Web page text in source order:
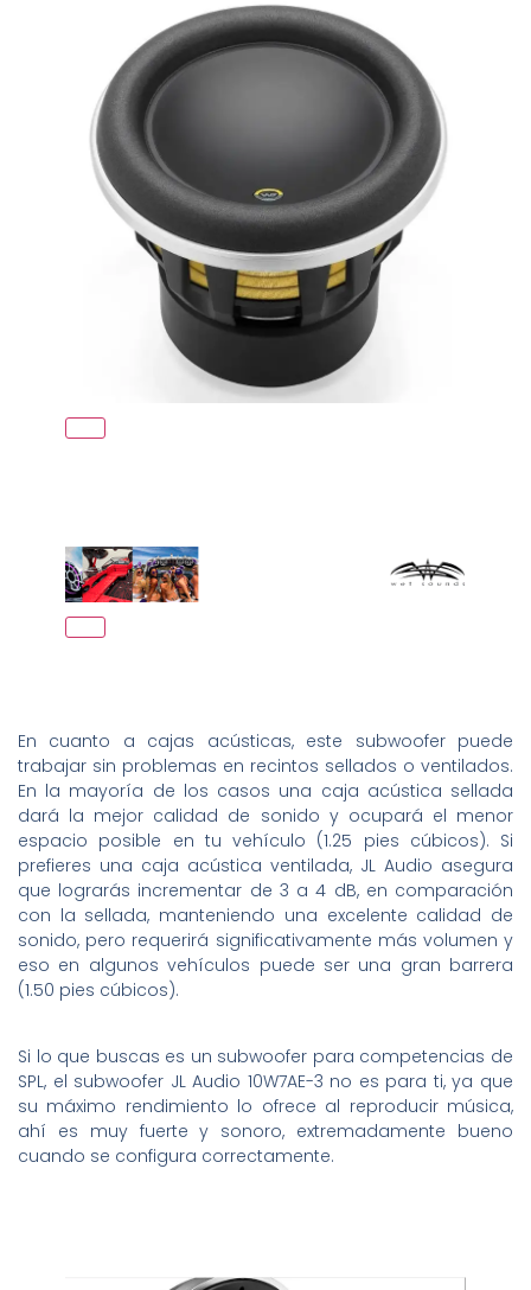
En cuanto a cajas acústicas, este subwoofer puede
trabajar sin problemas en recintos sellados o ventilados.
En la mayoría de los casos una caja acústica sellada
dará la mejor calidad de sonido y ocupará el menor
espacio posible en tu vehículo (1.25 pies cúbicos). Si
prefieres una caja acústica ventilada, JL Audio asegura
que lograrás incrementar de 3 a 4 dB, en comparación
con la sellada, manteniendo una excelente calidad de
sonido, pero requerirá significativamente más volumen y
eso en algunos vehículos puede ser una gran barrera
(1.50 pies cúbicos).
Si lo que buscas es un subwoofer para competencias de
SPL, el subwoofer JL Audio 10W7AE-3 no es para ti, ya que
su máximo rendimiento lo ofrece al reproducir música,
ahí es muy fuerte y sonoro, extremadamente bueno
cuando se configura correctamente.